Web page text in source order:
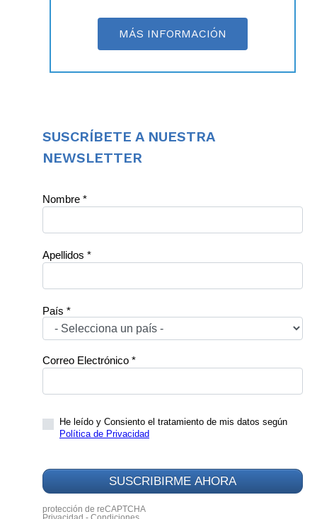
MÁS INFORMACIÓN
SUSCRÍBETE A NUESTRA
NEWSLETTER